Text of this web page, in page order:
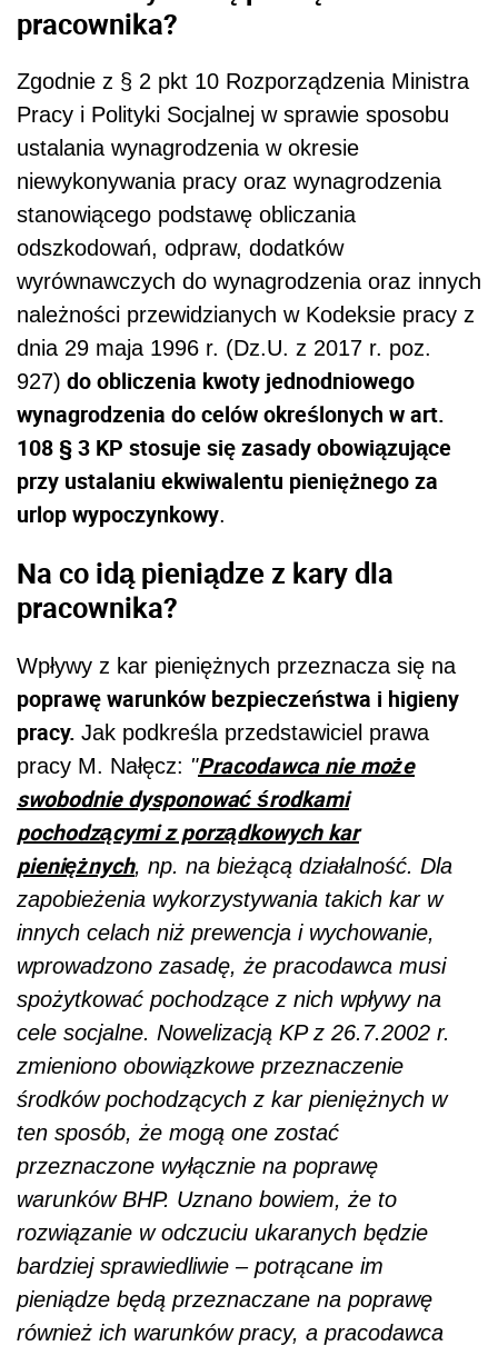
pracownika?
Zgodnie z § 2 pkt 10 Rozporządzenia Ministra
Pracy i Polityki Socjalnej w sprawie sposobu
ustalania wynagrodzenia w okresie
niewykonywania pracy oraz wynagrodzenia
stanowiącego podstawę obliczania
odszkodowań, odpraw, dodatków
wyrównawczych do wynagrodzenia oraz innych
należności przewidzianych w Kodeksie pracy z
dnia 29 maja 1996 r. (Dz.U. z 2017 r. poz.
927) do obliczenia kwoty jednodniowego
wynagrodzenia do celów określonych w art.
108 § 3 KP stosuje się zasady obowiązujące
przy ustalaniu ekwiwalentu pieniężnego za
urlop wypoczynkowy.
Na co idą pieniądze z kary dla
pracownika?
Wpływy z kar pieniężnych przeznacza się na
poprawę warunków bezpieczeństwa i higieny
pracy. Jak podkreśla przedstawiciel prawa
pracy M. Nałęcz: "Pracodawca nie może
swobodnie dysponować środkami
pochodzącymi z porządkowych kar
pieniężnych, np. na bieżącą działalność. Dla
zapobieżenia wykorzystywania takich kar w
innych celach niż prewencja i wychowanie,
wprowadzono zasadę, że pracodawca musi
spożytkować pochodzące z nich wpływy na
cele socjalne. Nowelizacją KP z 26.7.2002 r.
zmieniono obowiązkowe przeznaczenie
środków pochodzących z kar pieniężnych w
ten sposób, że mogą one zostać
przeznaczone wyłącznie na poprawę
warunków BHP. Uznano bowiem, że to
rozwiązanie w odczuciu ukaranych będzie
bardziej sprawiedliwie – potrącane im
pieniądze będą przeznaczane na poprawę
również ich warunków pracy, a pracodawca